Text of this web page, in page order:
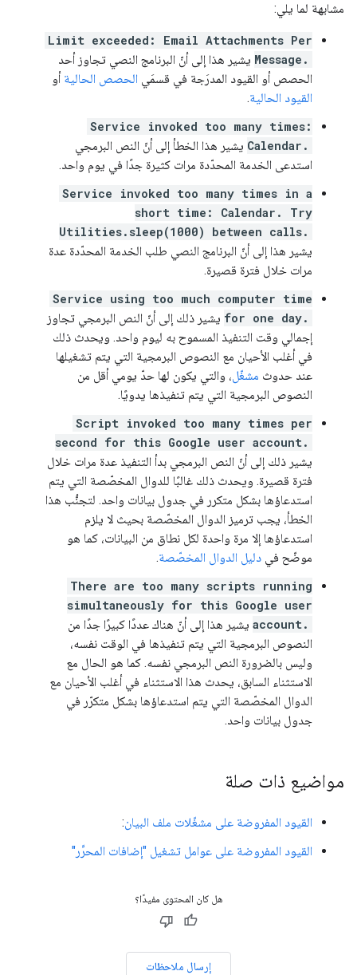
مشابهة لما يلي:
Limit exceeded: Email Attachments Per
Message. يشير هذا إلى أنّ البرنامج النصي تجاوز أحد
الحصص أو القيود المدرَجة في قسمَي الحصص الحالية أو
القيود الحالية.
Service invoked too many times:
Calendar. يشير هذا الخطأ إلى أنّ النص البرمجي
استدعى الخدمة المحدّدة مرات كثيرة جدًا في يوم واحد.
Service invoked too many times in a
short time: Calendar. Try
Utilities.sleep(1000) between calls.
يشير هذا إلى أنّ البرنامج النصي طلب الخدمة المحدّدة عدة
مرات خلال فترة قصيرة.
Service using too much computer time
for one day. يشير ذلك إلى أنّ النص البرمجي تجاوز
إجمالي وقت التنفيذ المسموح به ليوم واحد. ويحدث ذلك
في أغلب الأحيان مع النصوص البرمجية التي يتم تشغيلها
عند حدوث مشغّل، والتي يكون لها حدّ يومي أقل من
النصوص البرمجية التي يتم تنفيذها يدويًا.
Script invoked too many times per
second for this Google user account.
يشير ذلك إلى أنّ النص البرمجي بدأ التنفيذ عدة مرات خلال
فترة قصيرة. ويحدث ذلك غالبًا للدوال المخصّصة التي يتم
استدعاؤها بشكل متكرر في جدول بيانات واحد. لتجنُّب هذا
الخطأ، يجب ترميز الدوال المخصّصة بحيث لا يلزم
استدعاؤها إلا مرة واحدة لكل نطاق من البيانات، كما هو
موضّح في دليل الدوال المخصّصة.
There are too many scripts running
simultaneously for this Google user
account. يشير هذا إلى أنّ هناك عددًا كبيرًا جدًا من
النصوص البرمجية التي يتم تنفيذها في الوقت نفسه،
وليس بالضرورة النص البرمجي نفسه. كما هو الحال مع
الاستثناء السابق، يحدث هذا الاستثناء في أغلب الأحيان مع
الدوال المخصّصة التي يتم استدعاؤها بشكل متكرّر في
جدول بيانات واحد.
مواضيع ذات صلة
القيود المفروضة على مشغّلات ملف البيان:
القيود المفروضة على عوامل تشغيل "إضافات المحرِّر"
هل كان المحتوى مفيدًا؟
إرسال ملاحظات